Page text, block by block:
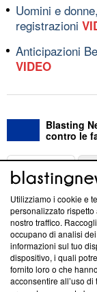
Uomini e
registrazioni
Anticipazioni
VIDEO
Blasting
contro le
ABOUT
Questa sezione
News, sui nostri
creare news di
‘Trust Project -
ancora membro
parte; Trust
Utilizziamo i cookie e
personalizzato
nostro traffico.
occupano di analisi
informazioni sul tuo
dispositivo, i quali
fornito loro o che
acconsentire all’uso